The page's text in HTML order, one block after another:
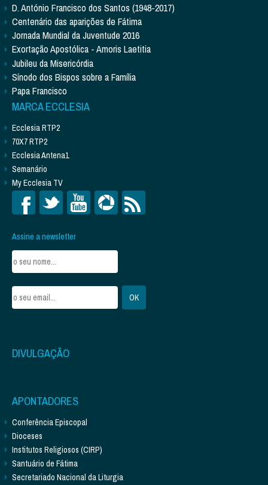
D. António Francisco dos Santos (1948-2017)
Centenário das aparições de Fátima
Jornada Mundial da Juventude 2016
Exortação Apostólica - Amoris Laetitia
Jubileu da Misericórdia
Sínodo dos Bispos sobre a Família
Papa Francisco
MARCA ECCLESIA
Ecclesia RTP2
70X7 RTP2
Ecclesia Antena1
Semanário
My Ecclesia TV
Assine a newsletter
DIVULGAÇÃO
APONTADORES
Conferência Episcopal
Dioceses
Institutos Religiosos (CIRP)
Santuário de Fátima
Secretariado Nacional da Liturgia